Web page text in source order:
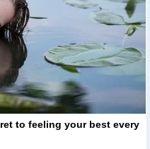
to feeling your best every